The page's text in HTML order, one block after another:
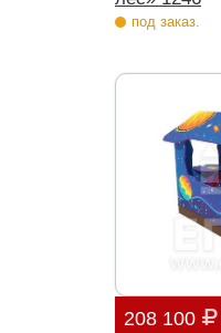
под заказ.
208 100